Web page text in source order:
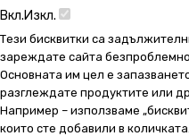
Вкл.Изкл.
Тези бисквитки са
зареждате сайта
Основната им цел е
разглеждате продуктите или
Например – използваме
които сте добавили в